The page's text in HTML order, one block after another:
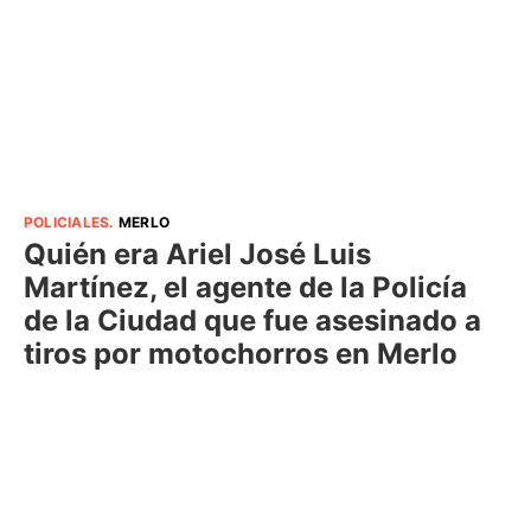
POLICIALES. MERLO
Quién era Ariel José Luis
Martínez, el agente de la Policía
de la Ciudad que fue asesinado a
tiros por motochorros en Merlo